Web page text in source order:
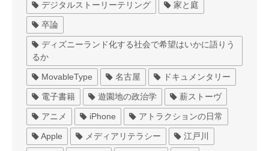
デジタルストーリーテリング 家と庭
卒論
ディズニーランド化する社会で希望はいかに語りう
るか
MovableType 名古屋 ドキュメンタリー
電子書籍 遊園地の政治学 薪ストーヴ
アニメ iPhone アトラクションの日常
Apple メディアリテラシー 江戸川